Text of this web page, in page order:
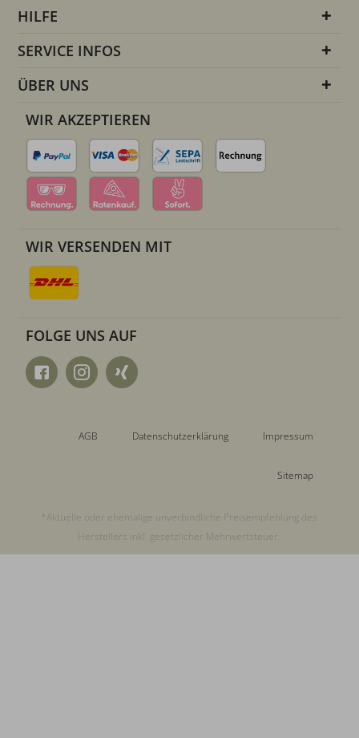
HILFE
SERVICE INFOS
ÜBER UNS
WIR AKZEPTIEREN
WIR VERSENDEN MIT
FOLGE UNS AUF
AGB Datenschutzerklärung Impressum
Sitemap
*Aktuelle oder ehemalige unverbindliche Preisempfehlung des
Herstellers inkl. gesetzlicher Mehrwertsteuer.